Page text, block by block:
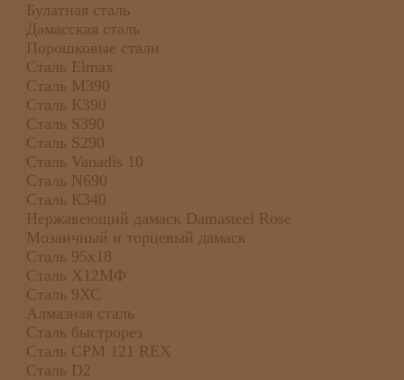
Булатная сталь
Дамасская сталь
Порошковые стали
Сталь Elmax
Сталь М390
Сталь К390
Сталь S390
Сталь S290
Сталь Vanadis 10
Сталь N690
Сталь К340
Нержавеющий дамаск Damasteel Rose
Мозаичный и торцевый дамаск
Сталь 95х18
Сталь Х12МФ
Сталь 9ХС
Алмазная сталь
Сталь быстрорез
Сталь CPM 121 REX
Сталь D2